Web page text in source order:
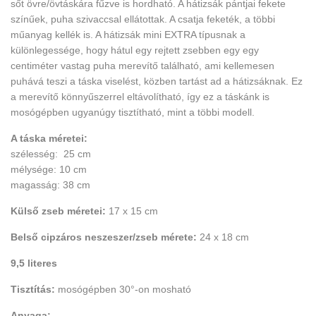
sőt övre/övtáskára fűzve is hordható. A hátizsák pántjai fekete
színűek, puha szivaccsal ellátottak. A csatja feketék, a többi
műanyag kellék is. A hátizsák mini EXTRA típusnak a
különlegessége, hogy hátul egy rejtett zsebben egy egy
centiméter vastag puha merevítő található, ami kellemesen
puhává teszi a táska viselést, közben tartást ad a hátizsáknak. Ez
a merevítő könnyűszerrel eltávolítható, így ez a táskánk is
mosógépben ugyanúgy tisztítható, mint a többi modell.
A táska méretei:
szélesség: 25 cm
mélysége: 10 cm
magasság: 38 cm
Külső zseb méretei: 17 x 15 cm
Belső cipzáros neszeszer/zseb mérete: 24 x 18 cm
9,5 literes
Tisztítás: mosógépben 30°-on mosható